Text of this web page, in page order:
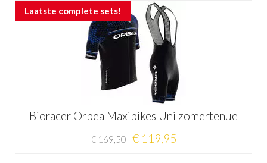
Laatste complete sets!
Bioracer Orbea Maxibikes Uni zomertenue
€ 169,50 € 119,95